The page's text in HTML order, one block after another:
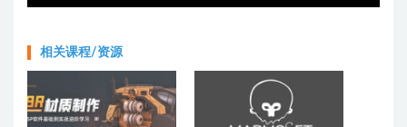
相关课程/资源